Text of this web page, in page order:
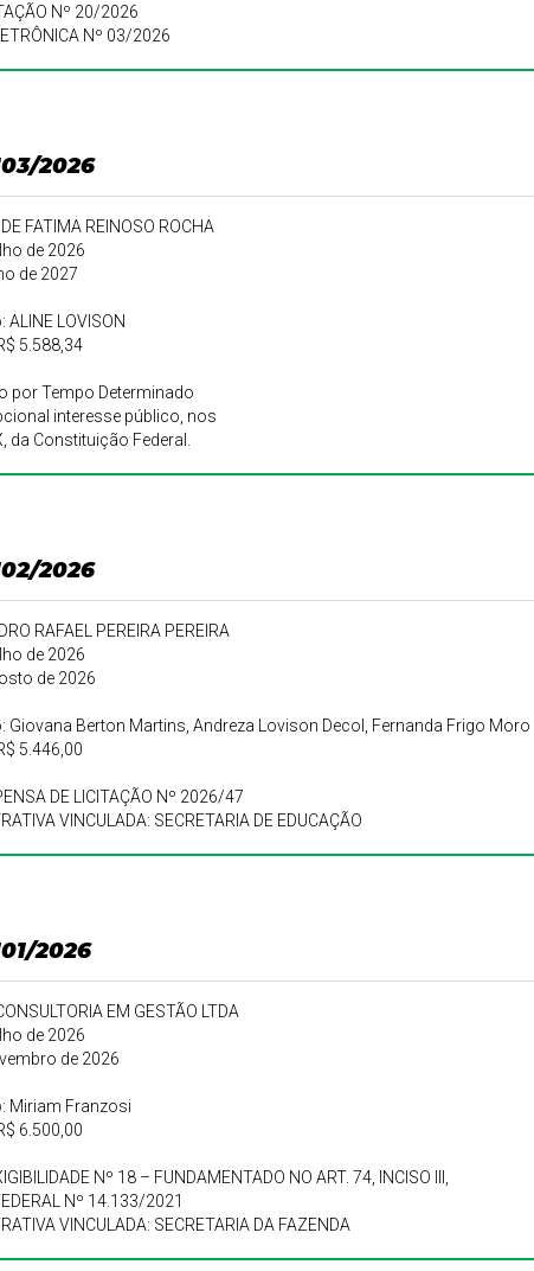
Nº 20/2026
Nº 03/2026
2026
FATIMA REINOSO ROCHA
de 2026
de 2027
LOVISON
5.588,34
por Tempo Determinado
interesse público, nos
da Constituição Federal.
2026
RAFAEL PEREIRA PEREIRA
de 2026
de 2026
Giovana Berton Martins, Andreza Lovison Decol, Fernanda Frigo Moro
5.446,00
DE LICITAÇÃO Nº 2026/47
VINCULADA: SECRETARIA DE EDUCAÇÃO
2026
EM GESTÃO LTDA
de 2026
de 2026
Miriam Franzosi
6.500,00
Nº 18 – FUNDAMENTADO NO ART. 74, INCISO III,
Nº 14.133/2021
VINCULADA: SECRETARIA DA FAZENDA